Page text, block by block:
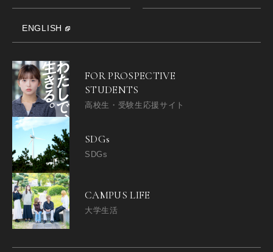
ENGLISH
FOR PROSPECTIVE
STUDENTS
高校生・受験生応援サイト
SDGs
SDGs
CAMPUS LIFE
大学生活